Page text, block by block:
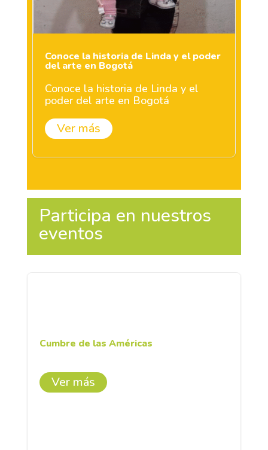
Conoce la historia de Linda y el poder
del arte en Bogotá
Conoce la historia de Linda y el
poder del arte en Bogotá
Ver más
Participa en nuestros
eventos
Cumbre de las Américas
Ver más